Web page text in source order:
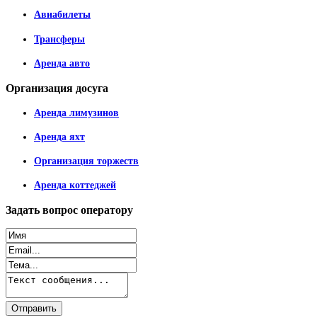
Авиабилеты
Трансферы
Аренда авто
Организация досуга
Аренда лимузинов
Аренда яхт
Организация торжеств
Аренда коттеджей
Задать вопрос оператору